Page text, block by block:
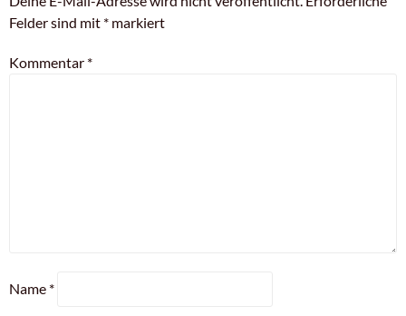
Felder sind mit * markiert
Kommentar *
Name *